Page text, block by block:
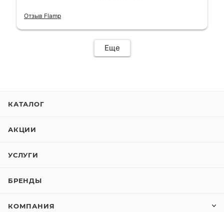
гарантии, поэтому и обратился в этот
Отзыв Flamp
Еще
КАТАЛОГ
АКЦИИ
УСЛУГИ
БРЕНДЫ
КОМПАНИЯ